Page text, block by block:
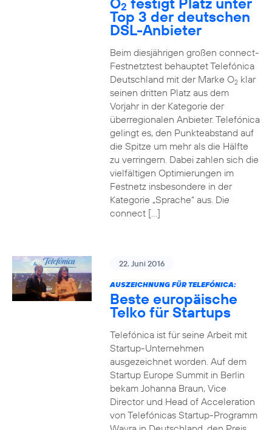
2
Top 3 der deutschen
DSL-Anbieter
Beim diesjährigen großen connect-
Festnetztest behauptet Telefónica
Deutschland mit der Marke O2klar
seinen dritten Platz aus dem
Vorjahr in der Kategorie der
überregionalen Anbieter. Telefónica
gelingt es, den Punkteabstand auf
die Spitze um mehr als die Hälfte
zu verringern. Dabei zahlen sich die
vielfältigen Optimierungen im
Festnetz insbesondere in der
Kategorie „Sprache“ aus. Die
connect […]
22. Juni 2016
AUSZEICHNUNG FÜR TELEFÓNICA:
Beste europäische
Telko für Startups
Telefónica ist für seine Arbeit mit
Startup-Unternehmen
ausgezeichnet worden. Auf dem
Startup Europe Summit in Berlin
bekam Johanna Braun, Vice
Director und Head of Acceleration
von Telefónicas Startup-Programm